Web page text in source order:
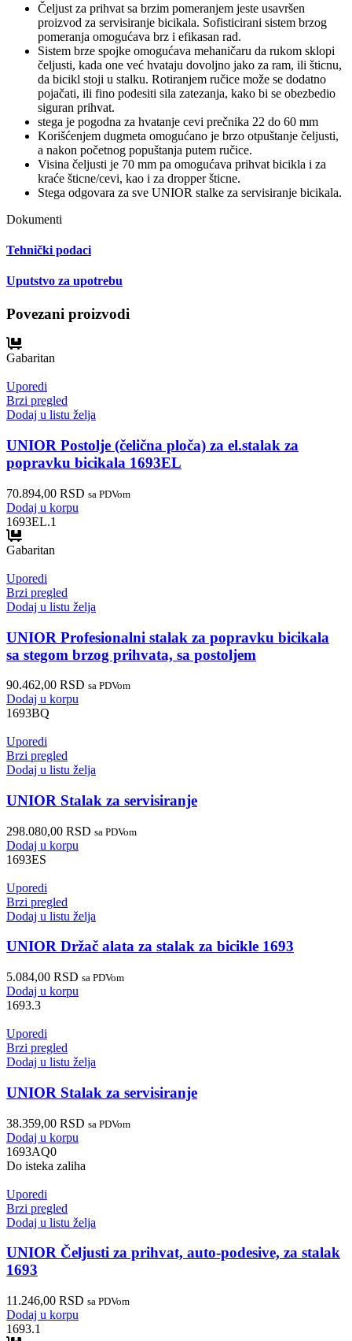
Čeljust za prihvat sa brzim pomeranjem jeste usavršen
proizvod za servisiranje bicikala. Sofisticirani sistem brzog
pomeranja omogućava brz i efikasan rad.
Sistem brze spojke omogućava mehaničaru da rukom sklopi
čeljusti, kada one već hvataju dovoljno jako za ram, ili šticnu,
da bicikl stoji u stalku. Rotiranjem ručice može se dodatno
pojačati, ili fino podesiti sila zatezanja, kako bi se obezbedio
siguran prihvat.
stega je pogodna za hvatanje cevi prečnika 22 do 60 mm
Korišćenjem dugmeta omogućano je brzo otpuštanje čeljusti,
a nakon početnog popuštanja putem ručice.
Visina čeljusti je 70 mm pa omogućava prihvat bicikla i za
kraće šticne/cevi, kao i za dropper šticne.
Stega odgovara za sve UNIOR stalke za servisiranje bicikala.
Dokumenti
Tehnički podaci
Uputstvo za upotrebu
Povezani proizvodi
Gabaritan
Uporedi
Brzi pregled
Dodaj u listu želja
UNIOR Postolje (čelična ploča) za el.stalak za
popravku bicikala 1693EL
70.894,00 RSD sa PDVom
Dodaj u korpu
1693EL.1
Gabaritan
Uporedi
Brzi pregled
Dodaj u listu želja
UNIOR Profesionalni stalak za popravku bicikala
sa stegom brzog prihvata, sa postoljem
90.462,00 RSD sa PDVom
Dodaj u korpu
1693BQ
Uporedi
Brzi pregled
Dodaj u listu želja
UNIOR Stalak za servisiranje
298.080,00 RSD sa PDVom
Dodaj u korpu
1693ES
Uporedi
Brzi pregled
Dodaj u listu želja
UNIOR Držač alata za stalak za bicikle 1693
5.084,00 RSD sa PDVom
Dodaj u korpu
1693.3
Uporedi
Brzi pregled
Dodaj u listu želja
UNIOR Stalak za servisiranje
38.359,00 RSD sa PDVom
Dodaj u korpu
1693AQ0
Do isteka zaliha
Uporedi
Brzi pregled
Dodaj u listu želja
UNIOR Čeljusti za prihvat, auto-podesive, za stalak
1693
11.246,00 RSD sa PDVom
Dodaj u korpu
1693.1